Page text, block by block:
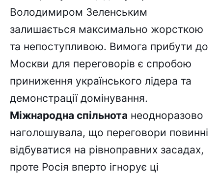
Володимиром Зеленським
залишається максимально жорсткою
та непоступливою. Вимога прибути до
Москви для переговорів є спробою
приниження українського лідера та
демонстрації домінування.
Міжнародна спільнота неодноразово
наголошувала, що переговори повинні
відбуватися на рівноправних засадах,
проте Росія вперто ігнорує ці